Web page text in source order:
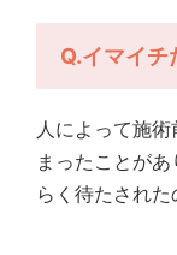
Q.イマイチ
人によって施
まったことが
らく待たされた